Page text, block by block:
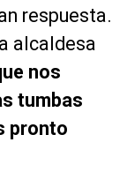
respuesta.
alcaldesa
nos
tumbas
pronto